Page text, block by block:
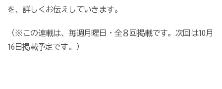
を、詳しくお伝えしていきます。
（※この連載は、毎週月曜日・全８回掲載です。次回は10月
16日掲載予定です。）